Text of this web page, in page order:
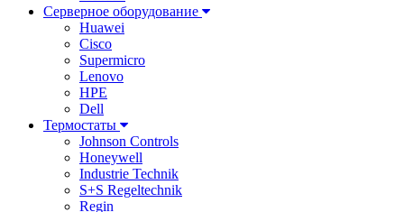
Серверное оборудование
Huawei
Cisco
Supermicro
Lenovo
HPE
Dell
Термостаты
Johnson Controls
Honeywell
Industrie Technik
S+S Regeltechnik
Regin